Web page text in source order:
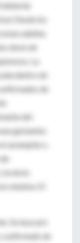
deberán
Desde los
adultas
dosis de
La
dentro de
de
del
gestantes
sarampión y
dosis
máxima 15
Se buscará
de